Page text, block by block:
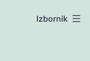
Izbornik